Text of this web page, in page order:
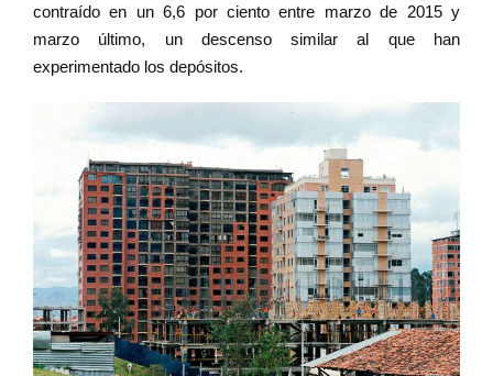
contraído en un 6,6 por ciento entre marzo de 2015 y
marzo último, un descenso similar al que han
experimentado los depósitos.